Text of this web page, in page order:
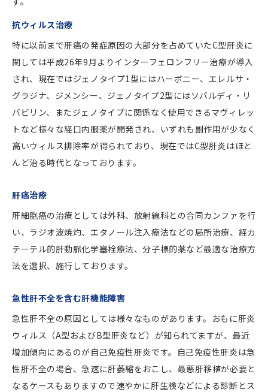
抗ウィルス治療
特に以前まで肝癌の発症原因の大部分を占めていたC型肝炎に
関しては平成26年9月よりインターフェロンフリー治療が導入
され、現在ではジェノタイプ1型にはハーボニー、エレルサ・
グラジナ、ジメンシー、ジェノタイプ2型にはソバルディ・リ
バビリン、またジェノタイプに関係なく使用できるマヴィレッ
トなど様々な経口内服薬が開発され、いずれも副作用が少なく
高いウィルス排除率が得られており、現在ではC型肝炎はほと
んど治る時代となっております。
肝癌治療
肝細胞癌の治療としては外科、放射線科との合同カンファを行
い、ラジオ波焼灼、エタノール注入療法などの局所治療、経カ
テーテル的肝動脈化学塞栓療法、分子標的薬など最適な治療方
法を選択、施行しております。
急性肝不全を含む肝機能障害
急性肝不全の原因としては様々なものがあります。おもに肝炎
ウィルス（A型およびB型肝炎など）が知られてますが、最近
増加傾向にあるのが自己免疫性肝炎です。自己免疫性肝炎は急
性肝不全の場合、急速に肝萎縮をおこし、最悪肝移植が必要と
なるケースもありますので速やかに肝生検などによる診断とス